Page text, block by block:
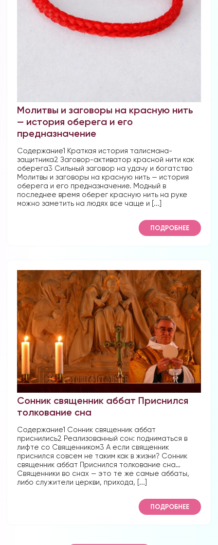
Молитвы и заговоры на красную нить
— история оберега и его
предназначение
Содержание1 Краткая история талисмана-
защитника2 Заговор-активатор красной нити как
оберега3 Сильный заговор на удачу и богатство
Молитвы и заговоры на красную нить — история
оберега и его предназначение. Модный в
последнее время оберег красную нить на руке
можно заметить на людях все чаще и [...]
ПОДРОБНЕЕ
Сонник священник аббат Приснился
толкование сна
Содержание1 Сонник священник аббат
приснились2 Реализованный сон: подниматься в
лифте со Священником3 А если священник
приснился совсем не таким как в жизни? Сонник
священник аббат Приснился толкование сна…
Священники во снах — это те же самые аббаты,
либо служители церкви, прихода, [...]
ПОДРОБНЕЕ